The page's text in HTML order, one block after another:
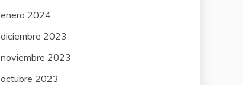
enero 2024
diciembre 2023
noviembre 2023
octubre 2023